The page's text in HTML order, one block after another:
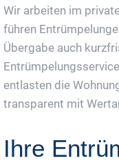
Wir arbeiten im
führen
Übergabe auch
entlasten die
transparent mit
Ihre